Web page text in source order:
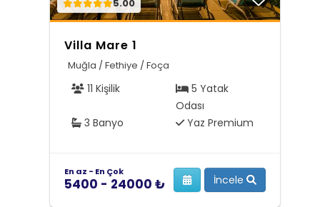
5.00
Villa Mare 1
Muğla / Fethiye / Foça
11 Kişilik
5 Yatak
Odası
3 Banyo
Yaz Premium
En az - En Çok
5400 - 24000 ₺ İncele